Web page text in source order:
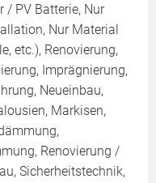
/ PV Batterie, Nur
Nur Material
etc.), Renovierung,
Imprägnierung,
Neueinbau,
Markisen,
Renovierung /
Sicherheitstechnik,